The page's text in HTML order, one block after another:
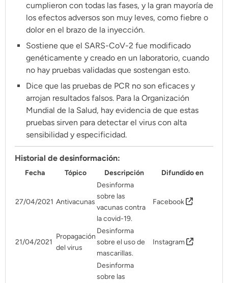
APÓYANOS
Pon tu lupa sobre lo
que importa
Dona aquí
RECIBE NUESTRO BOLETÍN
SÍGUENOS
cumplieron con todas las fases, y la gran mayoría de
los efectos adversos son muy leves, como fiebre o
dolor en el brazo de la inyección.
Sostiene que el SARS-CoV-2 fue modificado
genéticamente y creado en un laboratorio, cuando
no hay pruebas validadas que sostengan esto.
Dice que las pruebas de PCR no son eficaces y
arrojan resultados falsos. Para la Organización
Mundial de la Salud, hay evidencia de que estas
pruebas sirven para detectar el virus con alta
sensibilidad y especificidad.
Historial de desinformación:
Fecha Tópico Descripción Difundido en
27/04/2021 Antivacunas
Desinforma
sobre las
vacunas contra
la covid-19.
Facebook
21/04/2021
Propagación
del virus
Desinforma
sobre el uso de
mascarillas.
Instagram
Desinforma
sobre las